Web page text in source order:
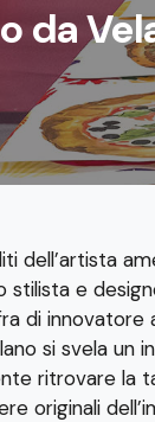
da
dell’artista
stilista e
di
si svela un
ritrovare la
originali